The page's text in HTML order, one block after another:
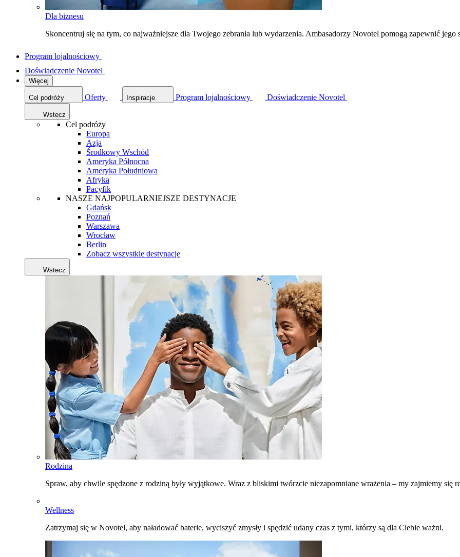
Dla biznesu
Skoncentruj się na tym, co najważniejsze dla Twojego zebrania lub wydarzenia. Ambasadorzy Novotel pomogą zapewnić jego
Program lojalnościowy
Doświadczenie Novotel
Więcej
Cel podróży Oferty Inspiracje Program lojalnościowy Doświadczenie Novotel
Wstecz
Cel podróży
Europa
Azja
Środkowy Wschód
Ameryka Północna
Ameryka Południowa
Afryka
Pacyfik
NASZE NAJPOPULARNIEJSZE DESTYNACJE
Gdańsk
Poznań
Warszawa
Wrocław
Berlin
Zobacz wszystkie destynacje
Wstecz
Rodzina
Spraw, aby chwile spędzone z rodziną były wyjątkowe. Wraz z bliskimi twórzcie niezapomniane wrażenia – my zajmiemy się
Wellness
Zatrzymaj się w Novotel, aby naładować baterie, wyciszyć zmysły i spędzić udany czas z tymi, którzy są dla Ciebie ważni.